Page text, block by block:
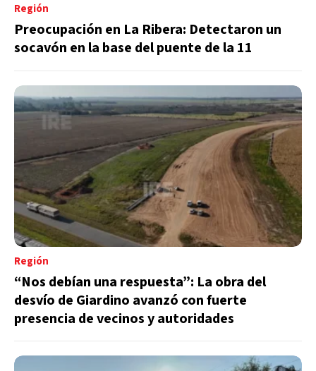
Región
Preocupación en La Ribera: Detectaron un
socavón en la base del puente de la 11
Región
“Nos debían una respuesta”: La obra del
desvío de Giardino avanzó con fuerte
presencia de vecinos y autoridades